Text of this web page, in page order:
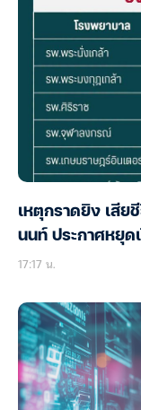
เหตุกราดยิง เสีย
นนท์ ประกาศหยุด
17:17 น.